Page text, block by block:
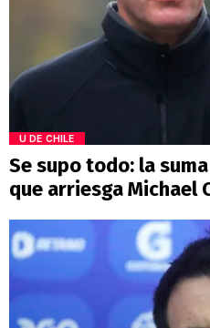
U DE CHILE
Se supo todo: la
que arriesga Michael